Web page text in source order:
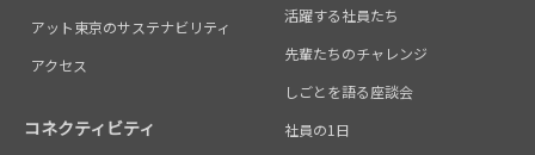
アット東京のサステナビリティ
アクセス
コネクティビティ
活躍する社員たち
先輩たちのチャレンジ
しごとを語る座談会
社員の1日